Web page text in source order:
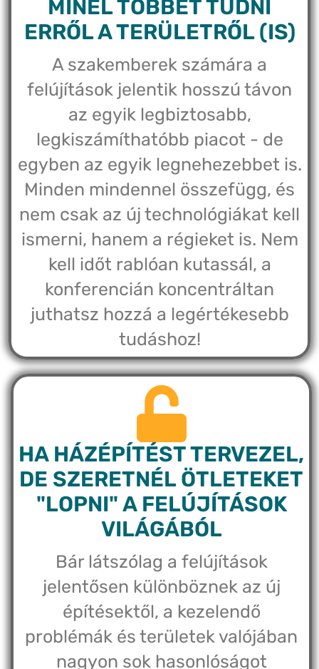
MINÉL TÖBBET TUDNI
ERRŐL A TERÜLETRŐL (IS)
A szakemberek számára a
felújítások jelentik hosszú távon
az egyik legbiztosabb,
legkiszámíthatóbb piacot - de
egyben az egyik legnehezebbet is.
Minden mindennel összefügg, és
nem csak az új technológiákat kell
ismerni, hanem a régieket is. Nem
kell időt rablóan kutassál, a
konferencián koncentráltan
juthatsz hozzá a legértékesebb
tudáshoz!
HA HÁZÉPÍTÉST TERVEZEL,
DE SZERETNÉL ÖTLETEKET
"LOPNI" A FELÚJÍTÁSOK
VILÁGÁBÓL
Bár látszólag a felújítások
jelentősen különböznek az új
építésektől, a kezelendő
problémák és területek valójában
nagyon sok hasonlóságot